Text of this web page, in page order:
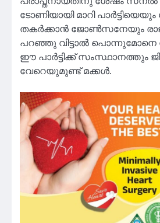
ടോണിയായി മാറി
തകർക്കാൻ ജോൺസനേയും
പറഞ്ഞു വിട്ടാൽ
ഈ പാർട്ടിക്ക് സംസ്ഥാനത്തും
വേറെയുമുണ്ട് മക്കൾ.